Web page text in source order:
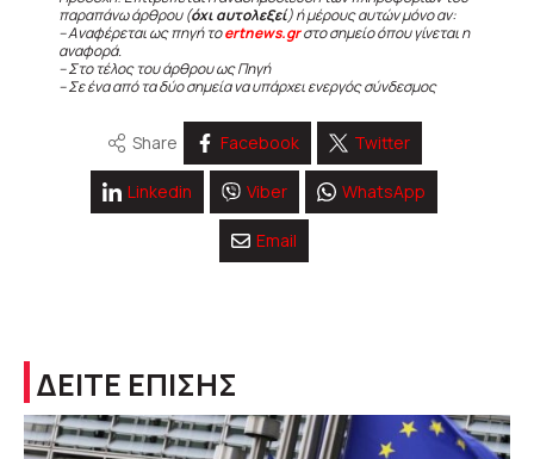
παραπάνω άρθρου (όχι αυτολεξεί) ή μέρους αυτών μόνο αν:
– Αναφέρεται ως πηγή τοertnews.grστο σημείο όπου γίνεται η
αναφορά.
– Στο τέλος του άρθρου ως Πηγή
– Σε ένα από τα δύο σημεία να υπάρχει ενεργός σύνδεσμος
Share Facebook Twitter
Linkedin Viber WhatsApp
Email
ΔΕΙΤΕ ΕΠΙΣΗΣ